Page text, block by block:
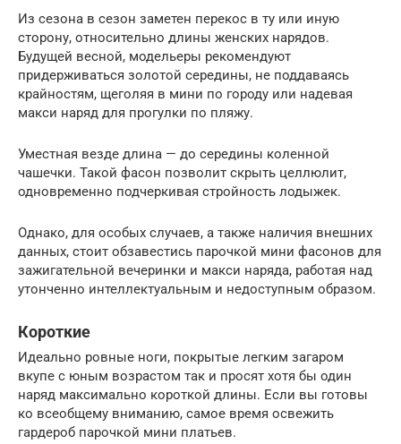
Из сезона в сезон заметен перекос в ту или иную
сторону, относительно длины женских нарядов.
Будущей весной, модельеры рекомендуют
придерживаться золотой середины, не поддаваясь
крайностям, щеголяя в мини по городу или надевая
макси наряд для прогулки по пляжу.
Уместная везде длина — до середины коленной
чашечки. Такой фасон позволит скрыть целлюлит,
одновременно подчеркивая стройность лодыжек.
Однако, для особых случаев, а также наличия внешних
данных, стоит обзавестись парочкой мини фасонов для
зажигательной вечеринки и макси наряда, работая над
утонченно интеллектуальным и недоступным образом.
Короткие
Идеально ровные ноги, покрытые легким загаром
вкупе с юным возрастом так и просят хотя бы один
наряд максимально короткой длины. Если вы готовы
ко всеобщему вниманию, самое время освежить
гардероб парочкой мини платьев.